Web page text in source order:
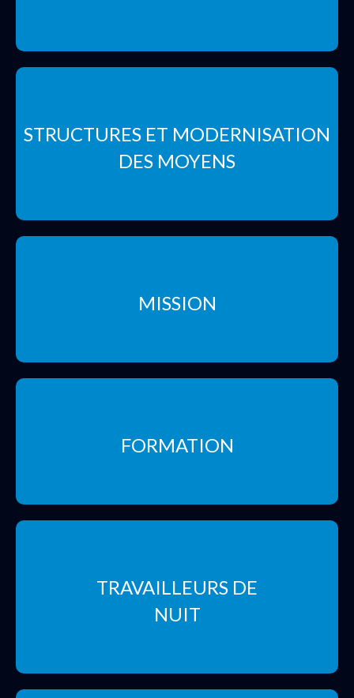
STRUCTURES ET MODERNISATION
DES MOYENS
MISSION
FORMATION
TRAVAILLEURS DE
NUIT